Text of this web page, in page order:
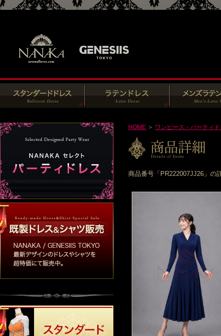
HOME ＞ ワンピース・パーティ
商品番号「PR222007JJ26」の